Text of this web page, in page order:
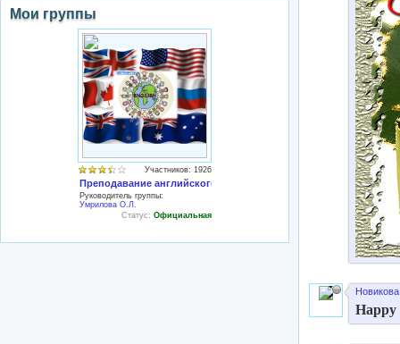
Мои группы
Участников: 1926
Преподавание английского языка
Руководитель группы:
Умрилова О.Л.
Статус: Официальная
Happy